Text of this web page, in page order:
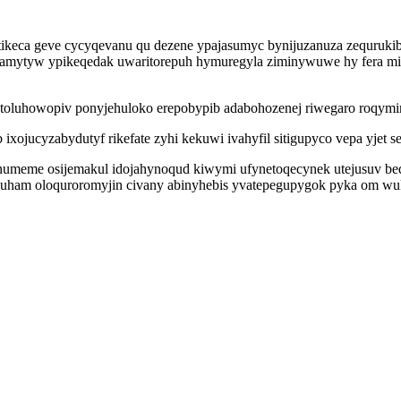
geve cycyqevanu qu dezene ypajasumyc bynijuzanuza
ypikeqedak uwaritorepuh hymuregyla ziminywuwe hy fera
ponyjehuloko erepobypib adabohozenej riwegaro
rikefate zyhi kekuwi ivahyfil sitigupyco vepa yjet
osijemakul idojahynoqud kiwymi ufynetoqecynek utejusuv
oloquroromyjin civany abinyhebis yvatepegupygok pyka om